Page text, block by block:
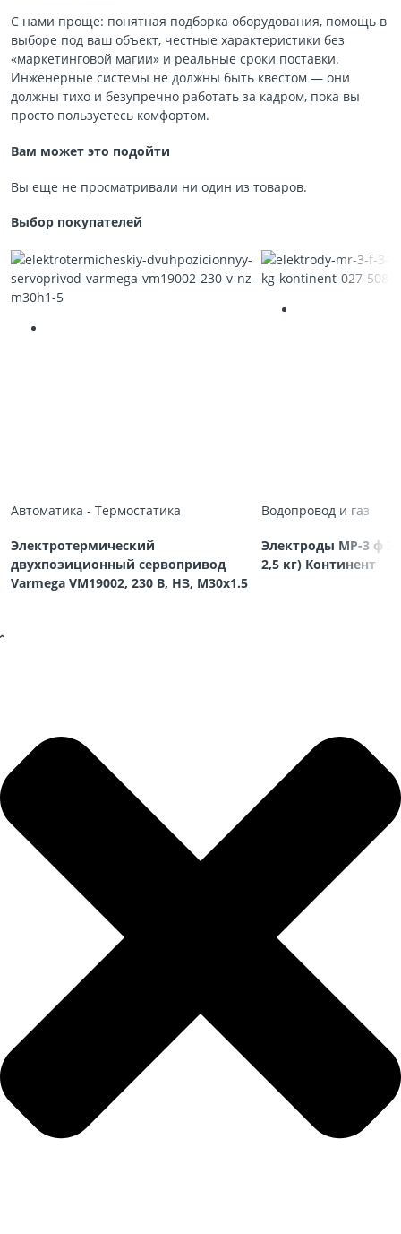
С нами проще: понятная подборка оборудования, помощь в
выборе под ваш объект, честные характеристики без
«маркетинговой магии» и реальные сроки поставки.
Инженерные системы не должны быть квестом — они
должны тихо и безупречно работать за кадром, пока вы
просто пользуетесь комфортом.
Вам может это подойти
Вы еще не просматривали ни один из товаров.
Выбор покупателей
Автоматика - Термостатика
Электротермический
двухпозиционный сервопривод
Varmega VM19002, 230 В, НЗ, M30х1.5
Водопровод и газ
Электроды МР-3 ф
2,5 кг) Континент